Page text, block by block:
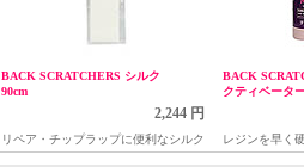
BACK SCRATCHERS シルク
90cm
2,244 円
リペア・チップラップに便利なシルク
BACK
クティベータ
レジンを早く